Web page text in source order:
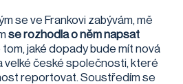
se ve Frankovi zabývám, mě
se rozhodla o něm napsat
tom, jaké dopady bude mít nová
velké české společnosti, které
reportovat. Soustředím se